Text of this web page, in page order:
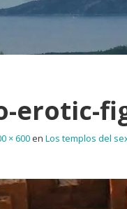
erotic-
× 600en Los templos del